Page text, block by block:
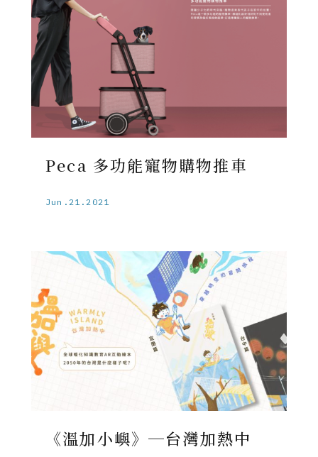
Peca 多功能寵物購物推車
Jun.21.2021
《溫加小嶼》─台灣加熱中